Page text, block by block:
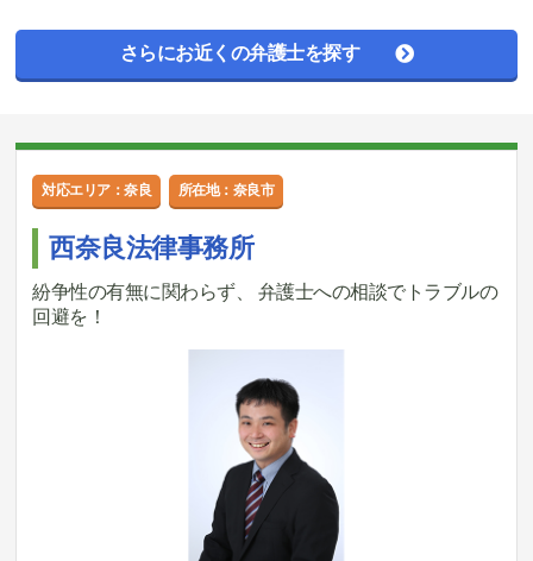
さらにお近くの弁護士を探す
対応エリア：奈良 所在地：奈良市
西奈良法律事務所
紛争性の有無に関わらず、 弁護士への相談でトラブルの
回避を！